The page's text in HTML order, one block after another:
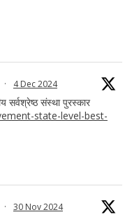
· 4 Dec 2024
सर्वश्रेष्ठ संस्था पुरस्कार
state-level-best-
· 30 Nov 2024